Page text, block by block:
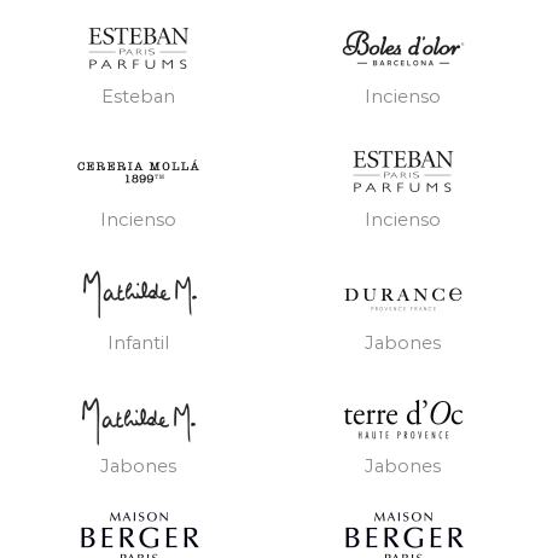
Esteban Incienso
Incienso Incienso
Infantil Jabones
Jabones Jabones